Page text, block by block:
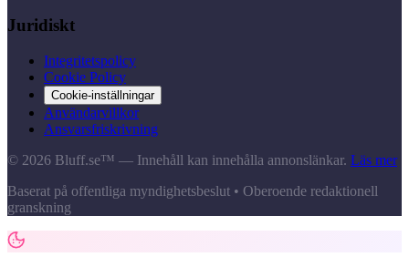
Juridiskt
Integritetspolicy
Cookie Policy
Cookie-inställningar
Användarvillkor
Ansvarsfriskrivning
© 2026 Bluff.se™ — Innehåll kan innehålla annonslänkar. Läs mer
Baserat på offentliga myndighetsbeslut • Oberoende redaktionell
granskning